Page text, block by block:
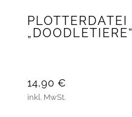
PLOTTERDATEI
„DOODLETIERE“
14,90 €
inkl. MwSt.